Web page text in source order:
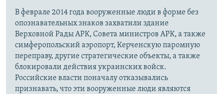
В феврале 2014 года вооруженные люди в форме без
опознавательных знаков захватили здание
Верховной Рады АРК, Совета министров АРК, а также
симферопольский аэропорт, Керченскую паромную
переправу, другие стратегические объекты, а также
блокировали действия украинских войск.
Российские власти поначалу отказывались
признавать, что эти вооруженные люди являются